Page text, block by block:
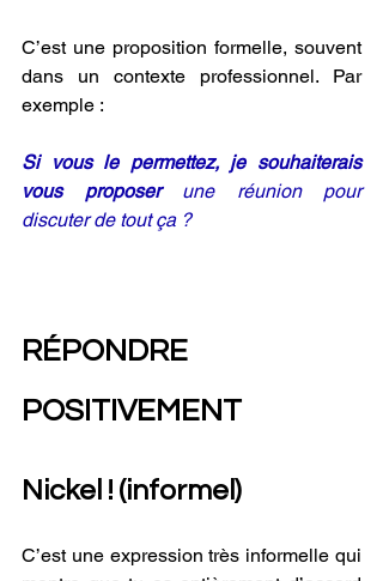
C’est une proposition formelle, souvent
dans un contexte professionnel. Par
exemple :
Si vous le permettez, je souhaiterais
vous proposer une réunion pour
discuter de tout ça ?
RÉPONDRE
POSITIVEMENT
Nickel ! (informel)
C’est une expression très informelle qui